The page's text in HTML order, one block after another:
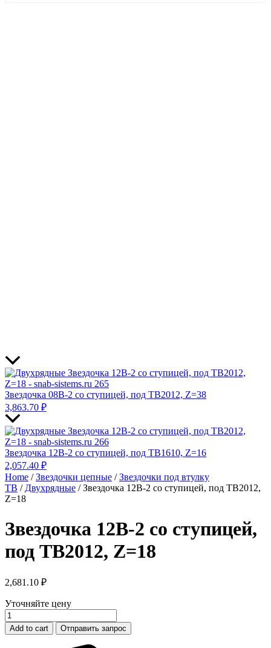
Звездочка 08B-2 со ступицей, под TB2012, Z=38
3,863.70 ₽
Звездочка 12B-2 со ступицей, под TB1610, Z=16
2,057.40 ₽
Home /Звездочки цепные /Звездочки под втулку
ТВ / Двухрядные / Звездочка 12B-2 со ступицей, под TB2012,
Z=18
Звездочка 12B-2 со ступицей,
под TB2012, Z=18
2,681.10 ₽
Уточняйте цену
Звездочка
12B-
2
Add to cart Отправить запрос